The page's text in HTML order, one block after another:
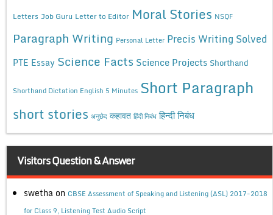
Letters Job Guru Letter to Editor Moral Stories NSQF
Paragraph Writing Personal Letter Precis Writing Solved
PTE Essay Science Facts Science Projects Shorthand
Shorthand Dictation English 5 Minutes Short Paragraph
short stories अनुछेद कहावत हिंदी निबंध हिन्दी निबंध
Visitors Question & Answer
swetha on CBSE Assessment of Speaking and Listening (ASL) 2017-2018
for Class 9, Listening Test Audio Script